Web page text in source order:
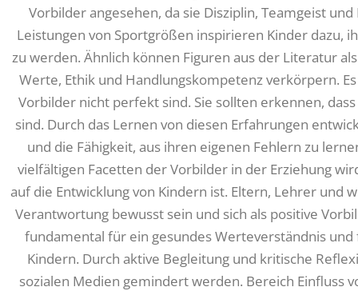
Vorbilder angesehen, da sie Disziplin, Teamgeist
Leistungen von Sportgrößen inspirieren Kinder dazu,
zu werden. Ähnlich können Figuren aus der Literatur
Werte, Ethik und Handlungskompetenz verkörpern.
Vorbilder nicht perfekt sind. Sie sollten erkennen,
sind. Durch das Lernen von diesen Erfahrungen
und die Fähigkeit, aus ihren eigenen Fehlern zu
vielfältigen Facetten der Vorbilder in der Erziehung
auf die Entwicklung von Kindern ist. Eltern, Lehrer und
Verantwortung bewusst sein und sich als positive
fundamental für ein gesundes Werteverständnis
Kindern. Durch aktive Begleitung und kritische
sozialen Medien gemindert werden. Bereich Einfluss